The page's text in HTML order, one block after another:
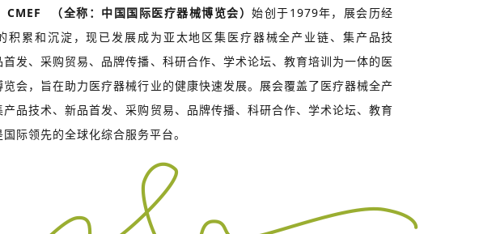
CMEF （全称：中国国际医疗器械博览会）始创于1979年，展会历经
积累和沉淀，现已发展成为亚太地区集医疗器械全产业链、集产品技
首发、采购贸易、品牌传播、科研合作、学术论坛、教育培训为一体的医
览会，旨在助力医疗器械行业的健康快速发展。展会覆盖了医疗器械全产
产品技术、新品首发、采购贸易、品牌传播、科研合作、学术论坛、教育
际领先的全球化综合服务平台。